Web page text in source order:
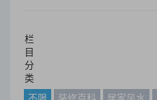
栏
目
分
类